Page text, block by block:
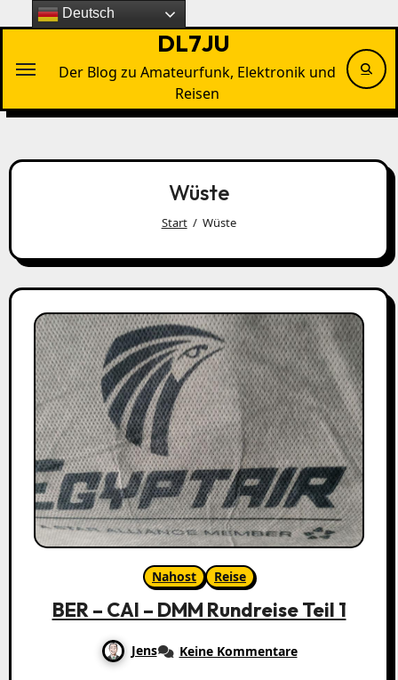
Inhalten
DL7JU
Der Blog zu Amateurfunk, Elektronik und
Reisen
Wüste
Start Wüste
Nahost Reise
BER – CAI – DMM Rundreise Teil 1
Jens Keine Kommentare
Deutsch